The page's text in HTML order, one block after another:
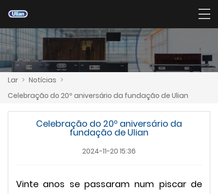
Lar > Notícias >
Celebração do 20º aniversário da fundação de Ulian
Celebração do 20º aniversário da
fundação de Ulian
2024-11-20 15:36
Vinte anos se passaram num piscar de